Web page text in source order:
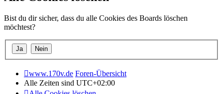
Bist du dir sicher, dass du alle Cookies des Boards löschen
möchtest?
www.170v.de Foren-Übersicht
Alle Zeiten sind UTC+02:00